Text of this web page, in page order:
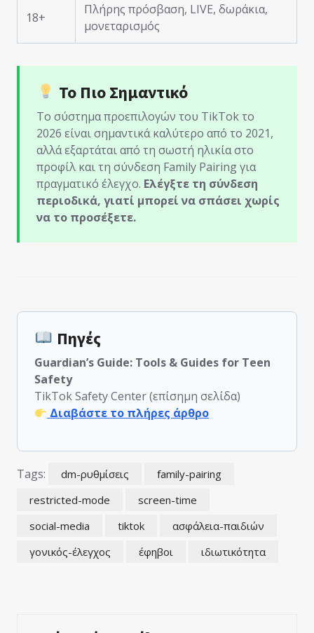
18+
Πλήρης πρόσβαση, LIVE, δωράκια,
μονεταρισμός
Το Πιο Σημαντικό
Το σύστημα προεπιλογών του TikTok το
2026 είναι σημαντικά καλύτερο από το 2021,
αλλά εξαρτάται από τη σωστή ηλικία στο
προφίλ και τη σύνδεση Family Pairing για
πραγματικό έλεγχο. Ελέγξτε τη σύνδεση
περιοδικά, γιατί μπορεί να σπάσει χωρίς
να το προσέξετε.
Πηγές
Guardian’s Guide: Tools & Guides for Teen
Safety
TikTok Safety Center (επίσημη σελίδα)
Διαβάστε το πλήρες άρθρο
Tags: dm-ρυθμίσεις
family-pairing
restricted-mode
screen-time
social-media
tiktok
ασφάλεια-παιδιών
γονικός-έλεγχος
έφηβοι ιδιωτικότητα